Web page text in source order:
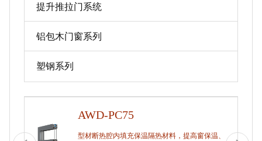
提升推拉门系统
铝包木门窗系列
塑钢系列
AWD-PC75
型材断热腔内填充保温隔热材料，提高窗保温、